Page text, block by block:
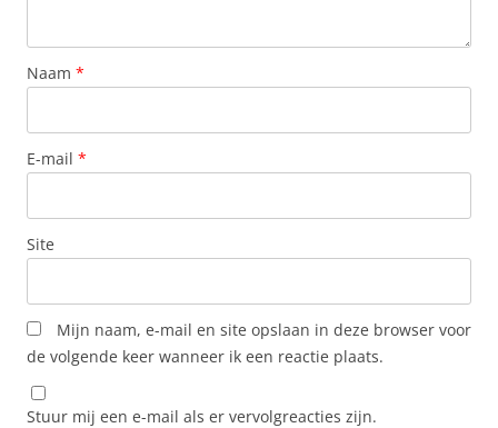
Naam *
E-mail *
Site
Mijn naam, e-mail en site opslaan in deze browser voor
de volgende keer wanneer ik een reactie plaats.
Stuur mij een e-mail als er vervolgreacties zijn.